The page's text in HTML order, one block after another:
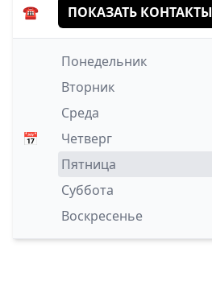
☎️ ПОКАЗАТЬ КОНТАКТЫ
📅
Понедельник
Вторник
Среда
Четверг
Пятница
Суббота
Воскресенье